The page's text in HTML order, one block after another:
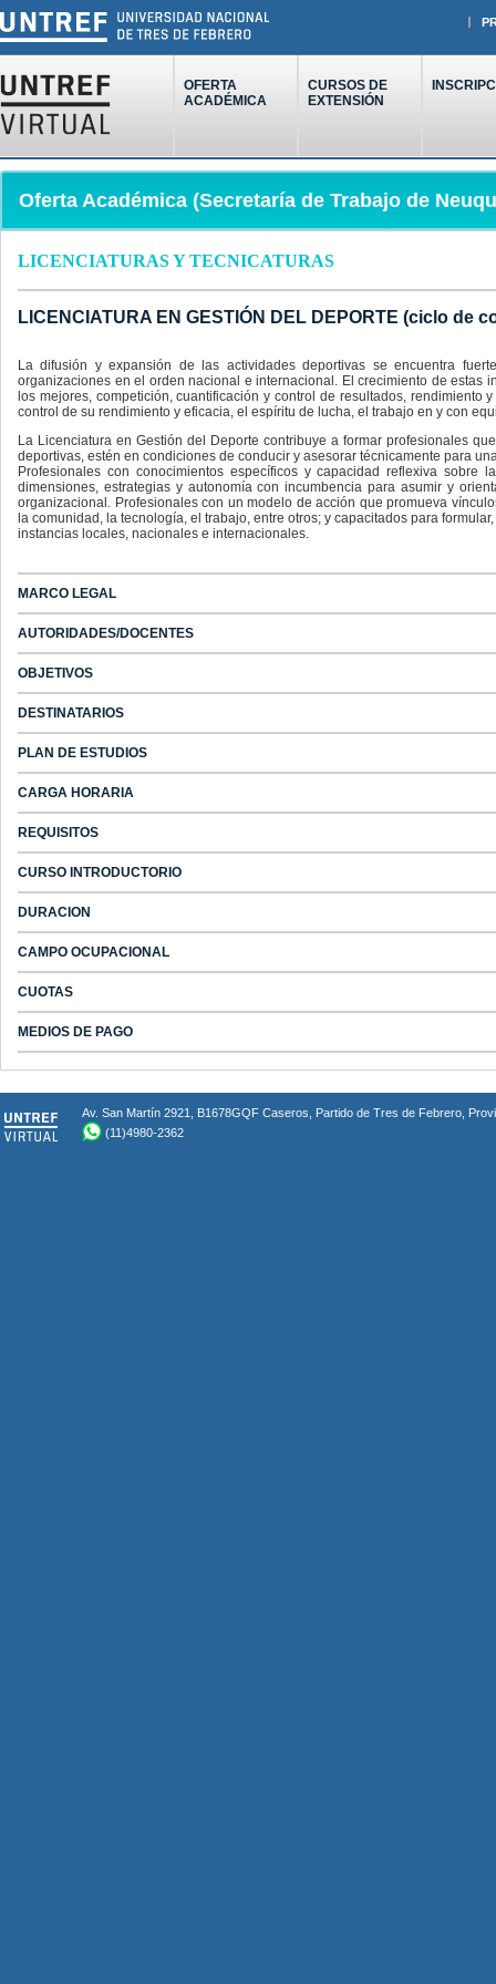
OFERTA
ACADÉMICA
CURSOS DE
EXTENSIÓN
Oferta Académica (Secretaría de Trabajo de
LICENCIATURAS Y TECNICATURAS
LICENCIATURA EN GESTIÓN DEL DEPORTE (ciclo de
La difusión y expansión de las actividades deportivas se encuentra
organizaciones en el orden nacional e internacional. El crecimiento de estas
los mejores, competición, cuantificación y control de resultados,
control de su rendimiento y eficacia, el espíritu de lucha, el trabajo en y con
La Licenciatura en Gestión del Deporte contribuye a formar profesionales
deportivas, estén en condiciones de conducir y asesorar técnicamente para
Profesionales con conocimientos específicos y capacidad reflexiva
dimensiones, estrategias y autonomía con incumbencia para asumir y
organizacional. Profesionales con un modelo de acción que promueva
la comunidad, la tecnología, el trabajo, entre otros; y capacitados para
instancias locales, nacionales e internacionales.
MARCO LEGAL
AUTORIDADES/DOCENTES
OBJETIVOS
DESTINATARIOS
PLAN DE ESTUDIOS
CARGA HORARIA
REQUISITOS
CURSO INTRODUCTORIO
DURACION
CAMPO OCUPACIONAL
CUOTAS
MEDIOS DE PAGO
Av. San Martín 2921, B1678GQF Caseros, Partido de Tres de Febrero,
(11)4980-2362